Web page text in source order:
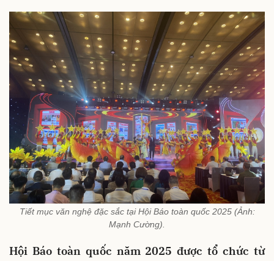
Tiết mục văn nghệ đặc sắc tại Hội Báo toàn quốc 2025 (Ảnh:
Mạnh Cường).
Hội Báo toàn quốc năm 2025 được tổ chức từ